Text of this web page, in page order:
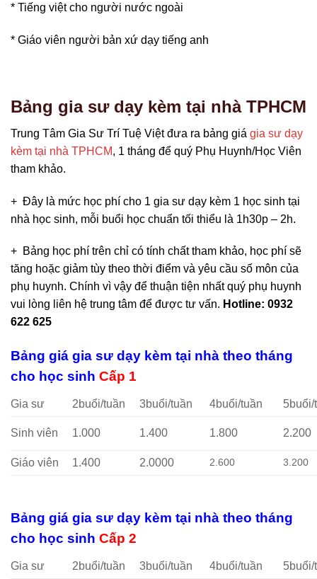
* Tiếng việt cho người nước ngoài
* Giáo viên người bản xứ dạy tiếng anh
Bảng gia sư dạy kèm tại nhà TPHCM
Trung Tâm Gia Sư Trí Tuệ Việt đưa ra bảng giá gia sư dạy
kèm tại nhà TPHCM, 1 tháng để quý Phụ Huynh/Học Viên
tham khảo.
+ Đây là mức học phí cho 1 gia sư dạy kèm 1 học sinh tại
nhà học sinh, mỗi buổi học chuẩn tối thiểu là 1h30p – 2h.
+ Bảng học phí trên chỉ có tính chất tham khảo, học phí sẽ
tăng hoặc giảm tùy theo thời điểm và yêu cầu số môn của
phụ huynh. Chính vì vậy để thuận tiện nhất quý phụ huynh
vui lòng liên hệ trung tâm để được tư vấn. Hotline: 0932
622 625
Bảng giá gia sư dạy kèm tại nhà theo tháng
cho học sinh Cấp 1
Gia sư 2buổi/tuần 3buổi/tuần 4buổi/tuần 5buổi/
Sinh viên 1.000 1.400 1.800 2.200
Giáo viên 1.400 2.0000 2.600 3.200
Bảng giá gia sư dạy kèm tại nhà theo tháng
cho học sinh Cấp 2
Gia sư 2buổi/tuần 3buổi/tuần 4buổi/tuần 5buổi/